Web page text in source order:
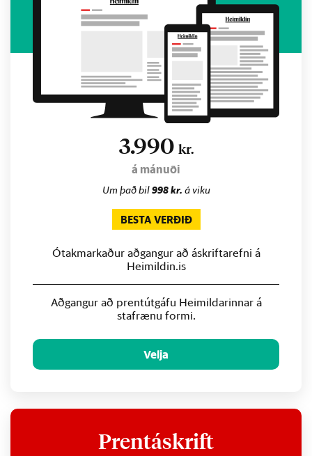
3.990 kr.
á mánuði
Um það bil998 kr. á viku
BESTA VERÐIÐ
Ótakmarkaður aðgangur að áskriftarefni á
Heimildin.is
Aðgangur að prentútgáfu Heimildarinnar á
stafrænu formi.
Velja
Prentáskrift